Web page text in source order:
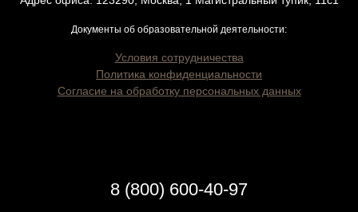
Документы об образовательной деятельности:
Условия сотрудничества
Политика конфиденциальности
Согласие на обработку персональных данных
8 (800) 600-40-97